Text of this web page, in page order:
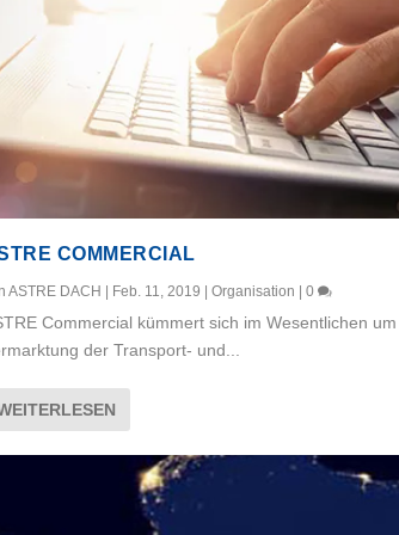
COMMERCIAL
ASTRE DACH | Feb. 11, 2019 | Organisation | 0
Commercial kümmert sich im Wesentlichen
der Transport- und...